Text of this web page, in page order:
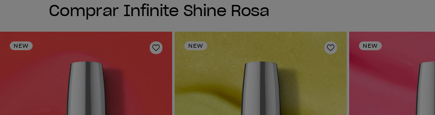
Comprar Infinite Shine Rosa
NEW
Añadir a la lista de deseos
NEW
Añadir a la lista de deseos
NEW